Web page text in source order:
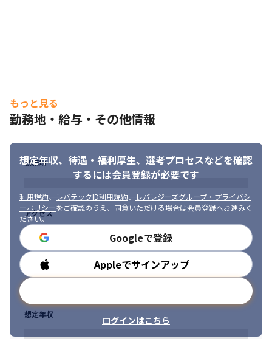
・自治体、学校、民間企業、全国森林組合に安定した取引があり
ます
・取引が増え業務量増のため、増員の求人です
・入社日は応相談、UIJターン大歓迎です
■将来的な展望について
見据えた展開を進めており、その一環として県内での営業・体制
強化を段階的に進めています。
基幹システムを主軸としつつも、国の標準化後を見据えた内部情
報システム分野への注力を強化しており、人材投入・技術蓄積を
通じて、エリア・業務の両面での拡大を目指しています。
秋田県内のIT業界は、同規模の企業が多く存在する一方で、自治
体システム分野をリードする存在は決して多くありません。
当社はその現状を課題と捉え、自治体業務に深く関わり、地域を
けん引するIT企業として存在感を高めていくことを目標としてい
ます。
もっと見る
勤務地・給与・その他情報
想定年収、待遇・福利厚生、 選考プロセスなどを確認
するには会員登録が必要です
利用規約、 レバテックID利用規約、
レバレジーズグループ・プライバシ
ーポリシーをご確認のうえ、同意いただける場合は会員登録へお進みく
ださい。
Googleで登録
Appleでサインアップ
ログインはこちら
勤務地
アクセス
勤務時間
想定年収